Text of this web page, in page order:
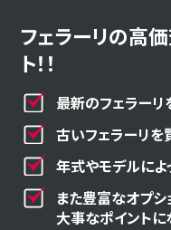
フェラーリの高
ト！！
最新のフェラーリ
古いフェラーリを
年式やモデルによ
また豊富なオプ
大事なポイントに